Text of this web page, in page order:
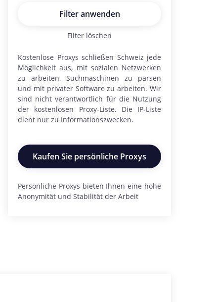
Filter anwenden
Filter löschen
Kostenlose Proxys schließen Schweiz jede
Möglichkeit aus, mit sozialen Netzwerken
zu arbeiten, Suchmaschinen zu parsen
und mit privater Software zu arbeiten. Wir
sind nicht verantwortlich für die Nutzung
der kostenlosen Proxy-Liste. Die IP-Liste
dient nur zu Informationszwecken.
Kaufen Sie persönliche Proxys
Persönliche Proxys bieten Ihnen eine hohe
Anonymität und Stabilität der Arbeit